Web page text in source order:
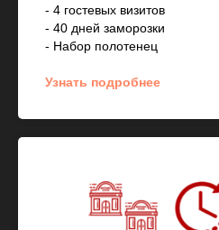
- 4 гостевых визитов
- 40 дней заморозки
- Набор полотенец
Узнать подробнее